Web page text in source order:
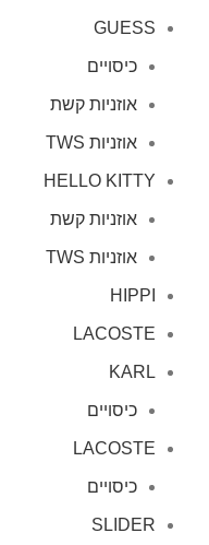
GUESS
כיסויים
אוזניות קשת
אוזניות TWS
HELLO KITTY
אוזניות קשת
אוזניות TWS
HIPPI
LACOSTE
KARL
כיסויים
LACOSTE
כיסויים
SLIDER